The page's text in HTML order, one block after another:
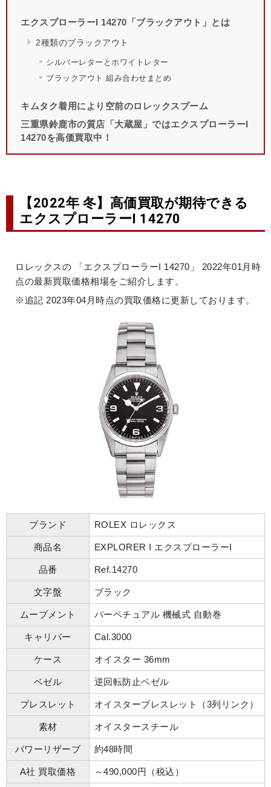
エクスプローラーI 14270「ブラックアウト」とは
2種類のブラックアウト
シルバーレターとホワイトレター
ブラックアウト 組み合わせまとめ
キムタク着用により空前のロレックスブーム
三重県鈴鹿市の質店「大蔵屋」ではエクスプローラーI
14270を高価買取中！
【2022年 冬】高価買取が期待できる
エクスプローラーI 14270
ロレックスの 「エクスプローラーI 14270」 2022年01月時
点の最新買取価格相場をご紹介します。
※追記 2023年04月時点の買取価格に更新しております。
ブランド ROLEX ロレックス
商品名 EXPLORER I エクスプローラーI
品番 Ref.14270
文字盤 ブラック
ムーブメント パーペチュアル 機械式 自動巻
キャリバー Cal.3000
ケース オイスター 36mm
ベゼル 逆回転防止ベゼル
ブレスレット オイスターブレスレット（3列リンク）
素材 オイスタースチール
パワーリザーブ 約48時間
A社 買取価格 ～490,000円（税込）